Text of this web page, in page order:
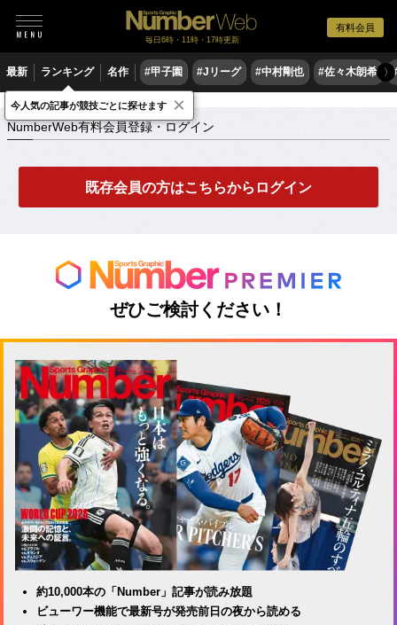
有料会員
毎日6時・11時・17時更新
最新 ランキング 名作 #甲子園 #Jリーグ #中村剛也 #佐々木朗希 〉
NumberWeb有料会員登録・ログイン
NumberWeb有料会員登録・ログイン
既存会員の方はこちらからログイン
ぜひご検討ください！
約10,000本の「Number」記事が読み放題
ビューワー機能で最新号が発売前日の夜から読める
今人気の記事が競技ごとに探せます ×